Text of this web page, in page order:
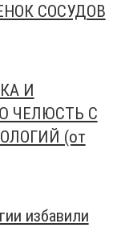
СОСУДОВ
И
ЧЕЛЮСТЬ С
(от
избавили